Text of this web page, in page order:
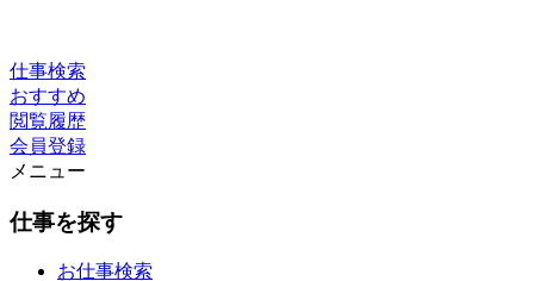
仕事検索
おすすめ
閲覧履歴
会員登録
メニュー
仕事を探す
お仕事検索